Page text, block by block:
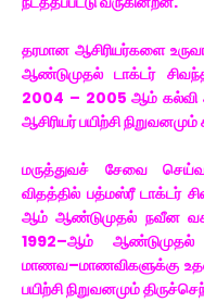
தரமான ஆசிரியர்களை
ஆண்டுமுதல் டாக்டர்
2004 – 2005 ஆம் கல்வி
ஆசிரியர் பயிற்சி
மருத்துவச் சேவை
விதத்தில் பத்மஸ்ரீ டாக்டர்
ஆம் ஆண்டுமுதல் நவீன
1992–ஆம் ஆண்டுமுதல்
மாணவ–மாணவிகளுக்கு
பயிற்சி நிறுவனமும்